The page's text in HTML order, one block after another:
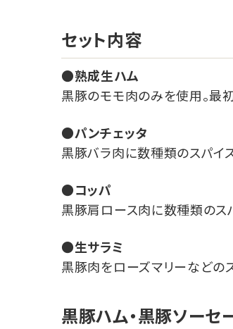
セット内容
熟成生ハム
黒豚のモモ肉のみを使用。最
パンチェッタ
黒豚バラ肉に数種類のスパイ
コッパ
黒豚肩ロース肉に数種類のス
生サラミ
黒豚肉をローズマリーなどの
黒豚ハム・黒豚ソーセ